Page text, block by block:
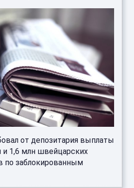
от депозитария выплаты
и 1,6 млн швейцарских
по заблокированным